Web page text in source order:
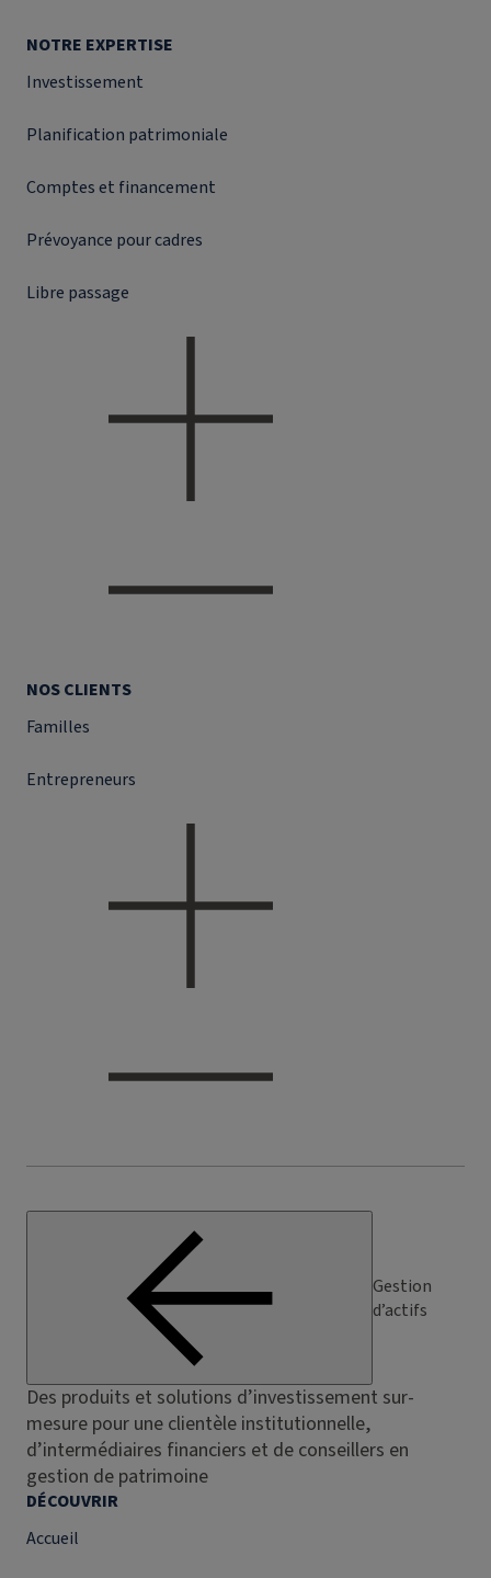
NOTRE EXPERTISE
Investissement
Planification patrimoniale
Comptes et financement
Prévoyance pour cadres
Libre passage
NOS CLIENTS
Familles
Entrepreneurs
Gestion
d’actifs
Des produits et solutions d’investissement sur-
mesure pour une clientèle institutionnelle,
d’intermédiaires financiers et de conseillers en
gestion de patrimoine
DÉCOUVRIR
Accueil